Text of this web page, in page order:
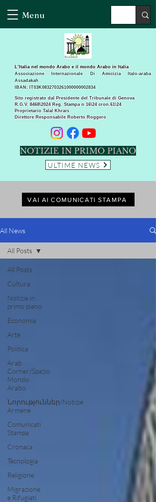
Menu
Sito registrato dal Presidente del Tribunale di Genova
R.G.V. 8468\2024 Reg. Stampa n 16\24 cron.61\24 ​
Proprietario Talal Khrais
Direttore Responsabile Roberto Roggero
L’Italia nel mondo Arabo e il mondo Arabo in Italia
Associazione Internazionale Di Amicizia Italo-araba
Assadakah
IBAN: IT03K0832703261000000002834
NOTIZIE IN PRIMO PIANO
ULTIME NEWS
VAI AI COMUNICATI STAMPA
All News
All Posts
Cultura
Notizie in
primo piano
Economia
Arte
Politica
Arab
Corner/Spazio
Mondo
Arabo
Նորություններ/Notizie
Armene
Comunicati
Stampa
Cronaca
Tecnologia
Religione
Migrazione
e Rifugiati
All Posts